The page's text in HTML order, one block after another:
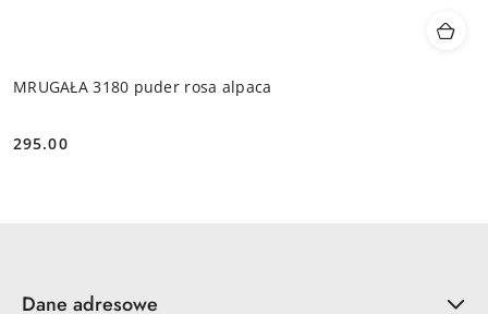
MRUGAŁA 3180 puder rosa alpaca
Cena:
295.00
Dane adresowe